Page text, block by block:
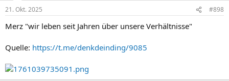
n
e
:
21. Okt. 2025 #898
Merz "wir leben seit Jahren über unsere Verhältnisse"
Quelle: https://t.me/denkdeinding/9085